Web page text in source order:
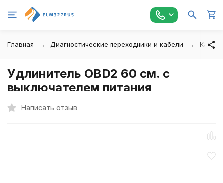
Главная Диагностические переходники и кабели
Удлинитель OBD2 60 см. с
выключателем питания
Написать отзыв